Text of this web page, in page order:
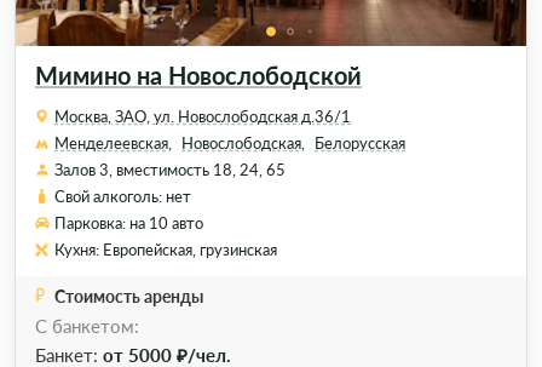
Мимино на Новослободской
Москва, ЗАО, ул. Новослободская д.36/1
Менделеевская,
Новослободская,
Белорусская
Залов 3, вместимость 18, 24, 65
Свой алкоголь: нет
Парковка: на 10 авто
Кухня: Европейская, грузинская
Стоимость аренды
С банкетом:
Банкет: от 5000 ₽/чел.